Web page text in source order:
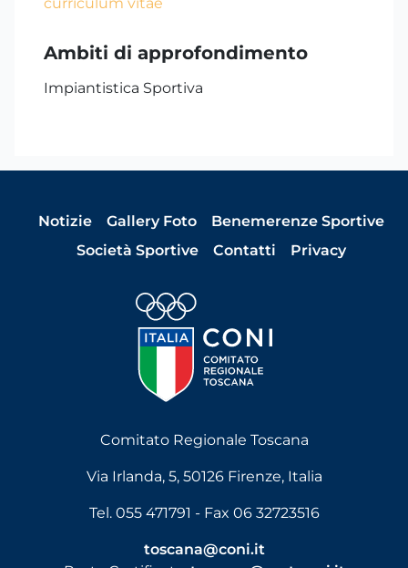
Ambiti di approfondimento
Impiantistica Sportiva
Notizie Gallery Foto
Benemerenze Sportive
Società Sportive
Contatti Privacy
Comitato Regionale Toscana
Via Irlanda, 5, 50126 Firenze, Italia
Tel. 055 471791 - Fax 06 32723516
toscana@coni.it